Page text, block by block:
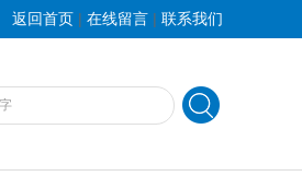
返回首页 | 在线留言 | 联系我们